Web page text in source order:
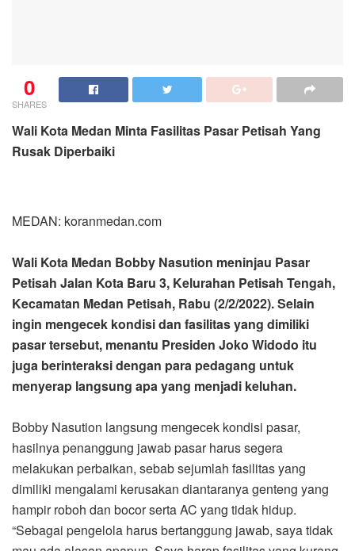
0
SHARES
Wali Kota Medan Minta Fasilitas Pasar Petisah Yang
Rusak Diperbaiki
MEDAN: koranmedan.com
Wali Kota Medan Bobby Nasution meninjau Pasar
Petisah Jalan Kota Baru 3, Kelurahan Petisah Tengah,
Kecamatan Medan Petisah, Rabu (2/2/2022). Selain
ingin mengecek kondisi dan fasilitas yang dimiliki
pasar tersebut, menantu Presiden Joko Widodo itu
juga berinteraksi dengan para pedagang untuk
menyerap langsung apa yang menjadi keluhan.
Bobby Nasution langsung mengecek kondisi pasar,
hasilnya penanggung jawab pasar harus segera
melakukan perbaikan, sebab sejumlah fasilitas yang
dimiliki mengalami kerusakan diantaranya genteng yang
hampir roboh dan bocor serta AC yang tidak hidup.
“Sebagai pengelola harus bertanggung jawab, saya tidak